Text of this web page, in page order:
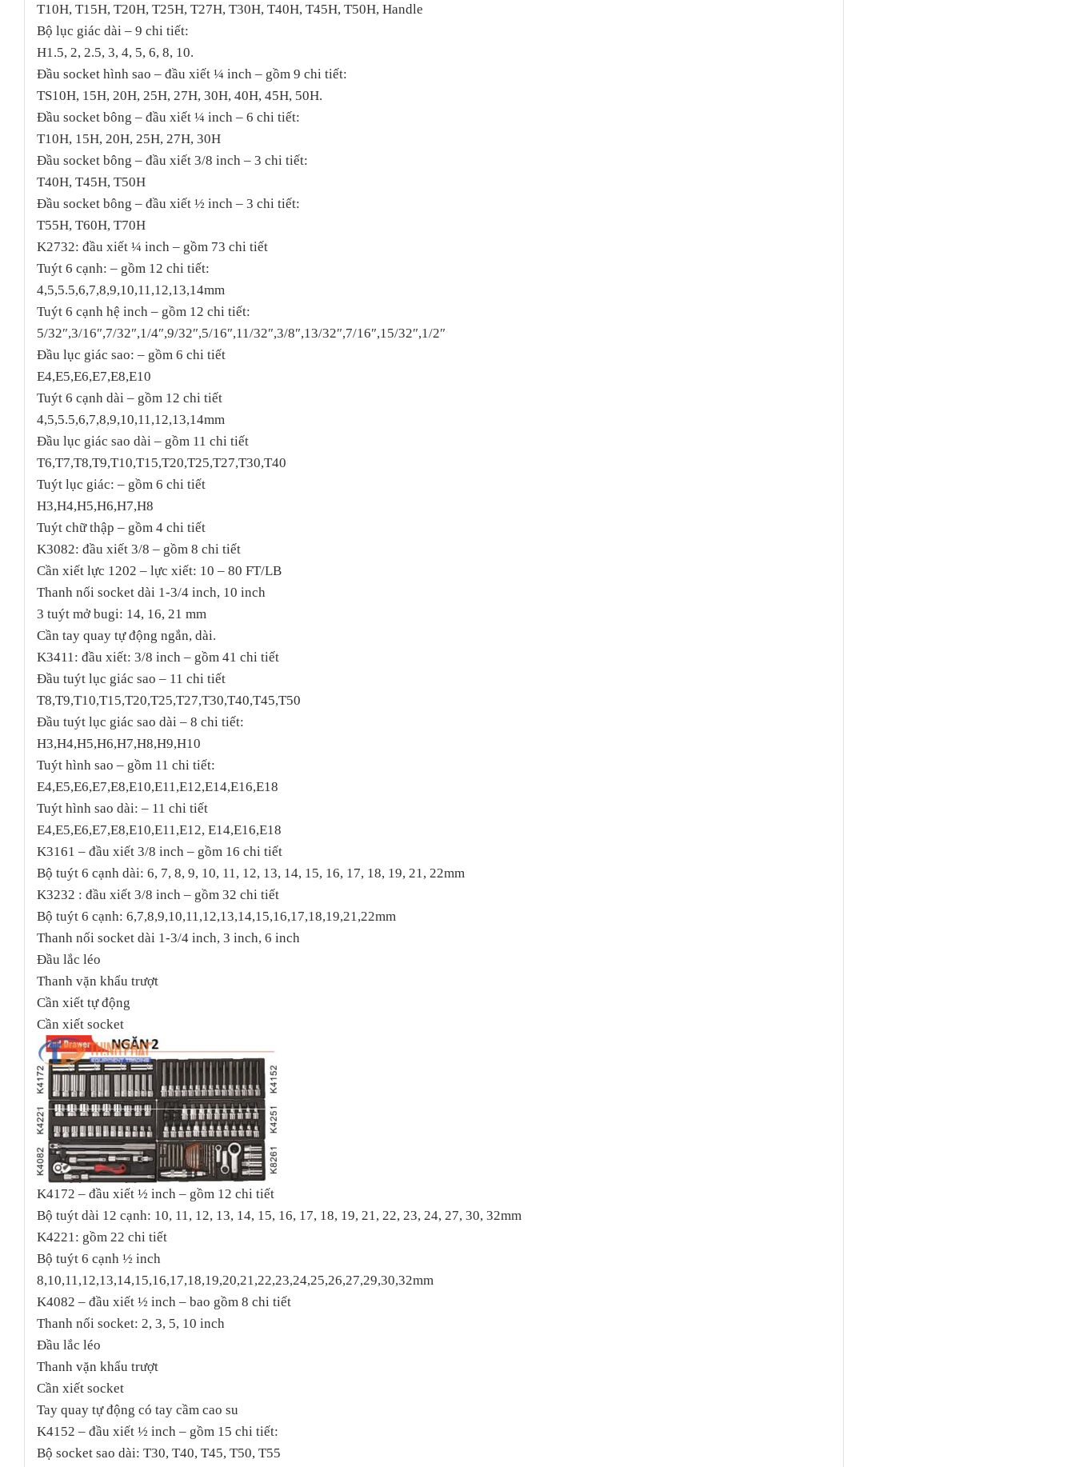
T10H, T15H, T20H, T25H, T27H, T30H, T40H, T45H, T50H, Handle
Bộ lục giác dài – 9 chi tiết:
H1.5, 2, 2.5, 3, 4, 5, 6, 8, 10.
Đầu socket hình sao – đầu xiết ¼ inch – gồm 9 chi tiết:
TS10H, 15H, 20H, 25H, 27H, 30H, 40H, 45H, 50H.
Đầu socket bông – đầu xiết ¼ inch – 6 chi tiết:
T10H, 15H, 20H, 25H, 27H, 30H
Đầu socket bông – đầu xiết 3/8 inch – 3 chi tiết:
T40H, T45H, T50H
Đầu socket bông – đầu xiết ½ inch – 3 chi tiết:
T55H, T60H, T70H
K2732: đầu xiết ¼ inch – gồm 73 chi tiết
Tuýt 6 cạnh: – gồm 12 chi tiết:
4,5,5.5,6,7,8,9,10,11,12,13,14mm
Tuýt 6 cạnh hệ inch – gồm 12 chi tiết:
5/32″,3/16″,7/32″,1/4″,9/32″,5/16″,11/32″,3/8″,13/32″,7/16″,15/32″,1/2″
Đầu lục giác sao: – gồm 6 chi tiết
E4,E5,E6,E7,E8,E10
Tuýt 6 cạnh dài – gồm 12 chi tiết
4,5,5.5,6,7,8,9,10,11,12,13,14mm
Đầu lục giác sao dài – gồm 11 chi tiết
T6,T7,T8,T9,T10,T15,T20,T25,T27,T30,T40
Tuýt lục giác: – gồm 6 chi tiết
H3,H4,H5,H6,H7,H8
Tuýt chữ thập – gồm 4 chi tiết
K3082: đầu xiết 3/8 – gồm 8 chi tiết
Cần xiết lực 1202 – lực xiết: 10 – 80 FT/LB
Thanh nối socket dài 1-3/4 inch, 10 inch
3 tuýt mở bugi: 14, 16, 21 mm
Cần tay quay tự động ngắn, dài.
K3411: đầu xiết: 3/8 inch – gồm 41 chi tiết
Đầu tuýt lục giác sao – 11 chi tiết
T8,T9,T10,T15,T20,T25,T27,T30,T40,T45,T50
Đầu tuýt lục giác sao dài – 8 chi tiết:
H3,H4,H5,H6,H7,H8,H9,H10
Tuýt hình sao – gồm 11 chi tiết:
E4,E5,E6,E7,E8,E10,E11,E12,E14,E16,E18
Tuýt hình sao dài: – 11 chi tiết
E4,E5,E6,E7,E8,E10,E11,E12, E14,E16,E18
K3161 – đầu xiết 3/8 inch – gồm 16 chi tiết
Bộ tuýt 6 cạnh dài: 6, 7, 8, 9, 10, 11, 12, 13, 14, 15, 16, 17, 18, 19, 21, 22mm
K3232 : đầu xiết 3/8 inch – gồm 32 chi tiết
Bộ tuýt 6 cạnh: 6,7,8,9,10,11,12,13,14,15,16,17,18,19,21,22mm
Thanh nối socket dài 1-3/4 inch, 3 inch, 6 inch
Đầu lắc léo
Thanh vặn khẩu trượt
Cần xiết tự động
Cần xiết socket
K4172 – đầu xiết ½ inch – gồm 12 chi tiết
Bộ tuýt dài 12 cạnh: 10, 11, 12, 13, 14, 15, 16, 17, 18, 19, 21, 22, 23, 24, 27, 30, 32mm
K4221: gồm 22 chi tiết
Bộ tuýt 6 cạnh ½ inch
8,10,11,12,13,14,15,16,17,18,19,20,21,22,23,24,25,26,27,29,30,32mm
K4082 – đầu xiết ½ inch – bao gồm 8 chi tiết
Thanh nối socket: 2, 3, 5, 10 inch
Đầu lắc léo
Thanh vặn khẩu trượt
Cần xiết socket
Tay quay tự động có tay cầm cao su
K4152 – đầu xiết ½ inch – gồm 15 chi tiết:
Bộ socket sao dài: T30, T40, T45, T50, T55